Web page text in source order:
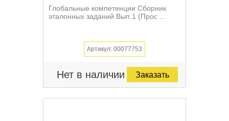
Глобальные компетенции Сборник
эталонных заданий Вып.1 (Прос ...
Артикул: 00077753
Нет в наличии Заказать